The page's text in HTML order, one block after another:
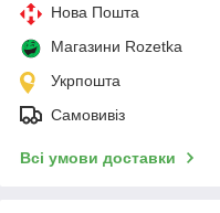
Нова Пошта
Магазини Rozetka
Укрпошта
Самовивіз
Всі умови доставки